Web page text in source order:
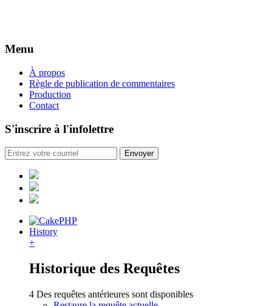
Menu
À propos
Règle de publication de commentaires
Production
Contact
S'inscrire à l'infolettre
History
+
Historique des Requêtes
4 Des requêtes antérieures sont disponibles